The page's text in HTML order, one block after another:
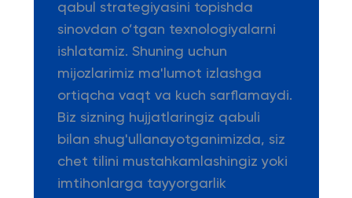
qabul strategiyasini topishda
sinovdan o’tgan texnologiyalarni
ishlatamiz. Shuning uchun
mijozlarimiz ma'lumot izlashga
ortiqcha vaqt va kuch sarflamaydi.
Biz sizning hujjatlaringiz qabuli
bilan shug'ullanayotganimizda, siz
chet tilini mustahkamlashingiz yoki
imtihonlarga tayyorgarlik